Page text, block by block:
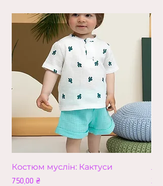
Костюм муслін: Кактуси
Ціна
750,00 ₴ Ціна